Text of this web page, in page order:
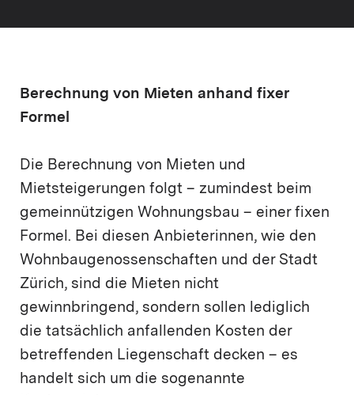
Berechnung von Mieten anhand fixer
Formel
Die Berechnung von Mieten und
Mietsteigerungen folgt – zumindest beim
gemeinnützigen Wohnungsbau – einer fixen
Formel. Bei diesen Anbieterinnen, wie den
Wohnbaugenossenschaften und der Stadt
Zürich, sind die Mieten nicht
gewinnbringend, sondern sollen lediglich
die tatsächlich anfallenden Kosten der
betreffenden Liegenschaft decken – es
handelt sich um die sogenannte